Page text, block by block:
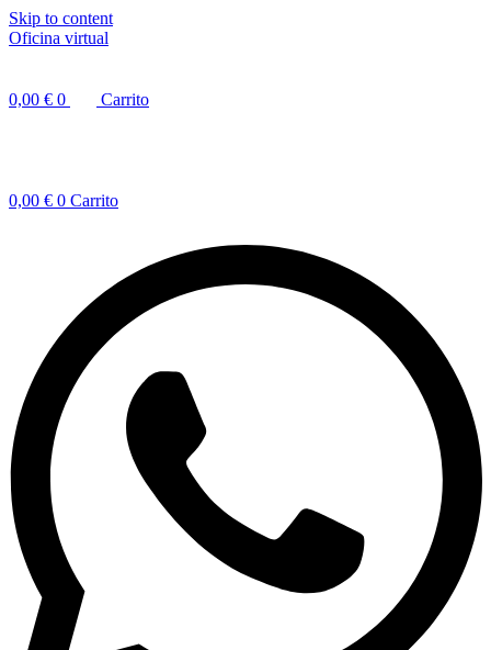
Skip to content
Oficina virtual
0,00 € 0 Carrito
0,00 € 0 Carrito